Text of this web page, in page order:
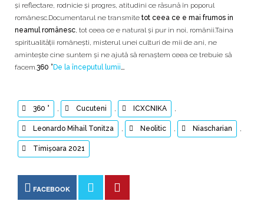
și reflectare, rodnicie și progres, atitudini ce răsună în poporul
românesc.Documentarul ne transmite tot ceea ce e mai frumos in
neamul românesc , tot ceea ce e natural și pur in noi, românii.Taina
spiritualității românești, misterul unei culturi de mii de ani, ne
amintește cine suntem și ne ajută să renaștem ceea ce trebuie să
facem. 360 °De la începutul lumii
360 ° Cucuteni ICXCNIKA
Leonardo Mihail Tonitza Neolitic Niascharian
Timişoara 2021
FACEBOOK